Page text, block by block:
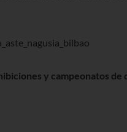
y campeonatos de